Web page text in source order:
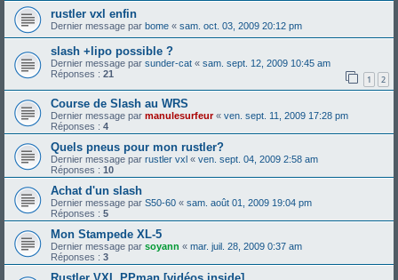
rustler vxl enfin
Dernier message par bome « sam. oct. 03, 2009 20:12 pm
slash +lipo possible ?
Dernier message par sunder-cat « sam. sept. 12, 2009 10:45 am
Réponses : 21 1 2
Course de Slash au WRS
Dernier message par manulesurfeur« ven. sept. 11, 2009 17:28 pm
Réponses : 4
Quels pneus pour mon rustler?
Dernier message par rustler vxl « ven. sept. 04, 2009 2:58 am
Réponses : 10
Achat d'un slash
Dernier message par S50-60 « sam. août 01, 2009 19:04 pm
Réponses : 5
Mon Stampede XL-5
Dernier message par soyann « mar. juil. 28, 2009 0:37 am
Réponses : 3